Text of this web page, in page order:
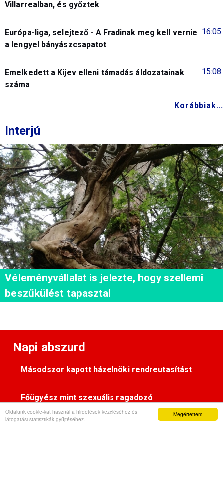
Megértettem
Oldalunk cookie-kat használ a hirdetések kezeléséhez és
látogatási statisztikák gyűjtéséhez.
Villarrealban, és győztek
16:05
Európa-liga, selejtező - A Fradinak meg kell vernie
a lengyel bányászcsapatot
15:08
Emelkedett a Kijev elleni támadás áldozatainak
száma
Korábbiak...
Interjú
Véleményvállalat is jelezte, hogy szellemi
beszűkülést tapasztal
Napi abszurd
Másodszor kapott házelnöki rendreutasítást
Főügyész mint szexuális ragadozó
Pimasz önkényúr